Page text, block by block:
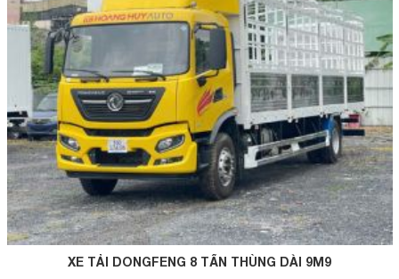
XE TẢI DONGFENG 8 TẤN THÙNG DÀI 9M9